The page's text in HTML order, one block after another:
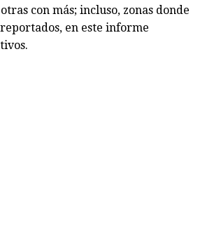
con más; incluso, zonas donde
en este informe